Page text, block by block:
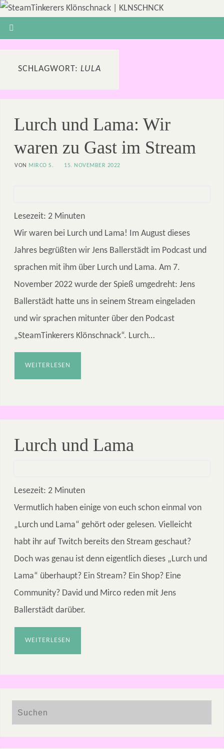
SCHLAGWORT: LULA
Lurch und Lama: Wir
waren zu Gast im Stream
VON MIRCO S. 15. NOVEMBER 2022
Lesezeit: 2 Minuten
Wir waren bei Lurch und Lama! Im August dieses
Jahres begrüßten wir Jens Ballerstädt im Podcast und
sprachen mit ihm über Lurch und Lama. Am 7.
November 2022 wurde der Spieß umgedreht: Jens
Ballerstädt hatte uns in seinem Stream eingeladen
und wir sprachen mitunter über den Podcast
„SteamTinkerers Klönschnack“. Lurch…
WEITERLESEN
Lurch und Lama
Lesezeit: 2 Minuten
Vermutlich haben einige von euch schon einmal von
„Lurch und Lama“ gehört oder gelesen. Vielleicht
habt ihr auf Twitch bereits den Stream geschaut?
Doch was genau ist denn eigentlich dieses „Lurch und
Lama“ überhaupt? Ein Stream? Ein Shop? Eine
Community? David und Mirco reden mit Jens
Ballerstädt darüber.
WEITERLESEN